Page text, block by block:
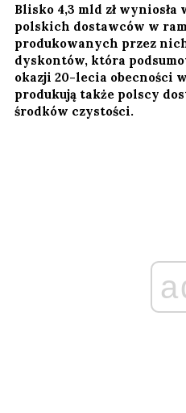
Blisko 4,3 mld zł
polskich dostawców w
produkowanych przez
dyskontów, która
okazji 20-lecia obecności
produkują także polscy
środków czystości.